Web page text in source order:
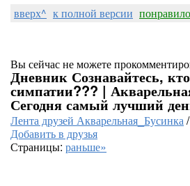
вверх^ к полной версии
Вы сейчас не можете
Дневник Сознавайтесь,
симпатии??? |
Сегодня самый лучший
Лента друзей Акварельная_Бусинка/
Добавить в друзья
Страницы: раньше»